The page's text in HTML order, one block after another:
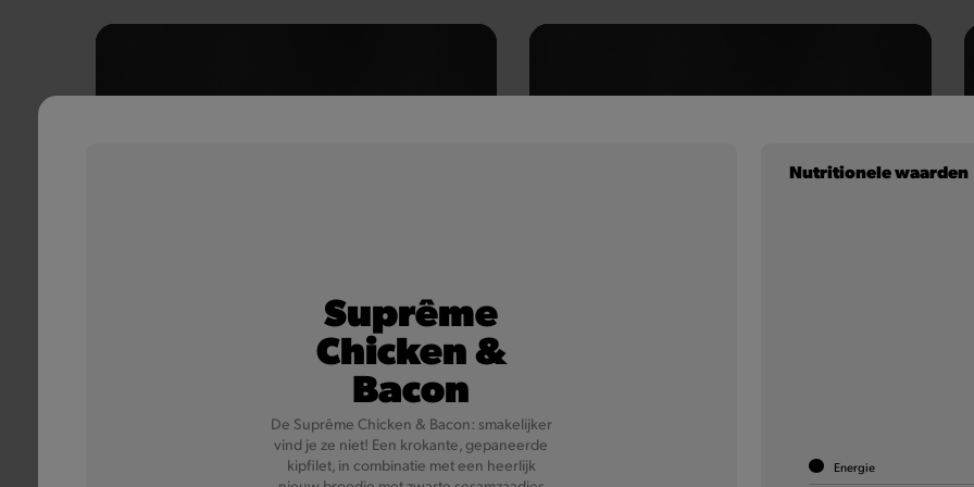
Giant
Bekend om zijn gehakte steak, onnavolgbare Giant-
saus, zacht wit broodje, plakje cheddar, ui en
krulandijvie is de Giant dé iconische burger van elke
generatie.
Suprême
Chicken &
Bacon
De Suprême Chicken & Bacon: smakelijker
vind je ze niet! Een krokante, gepaneerde
kipfilet, in combinatie met een heerlijk
Nutritionele waarden
Energie